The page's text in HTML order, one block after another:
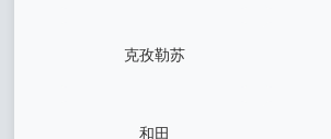
克孜勒苏
和田